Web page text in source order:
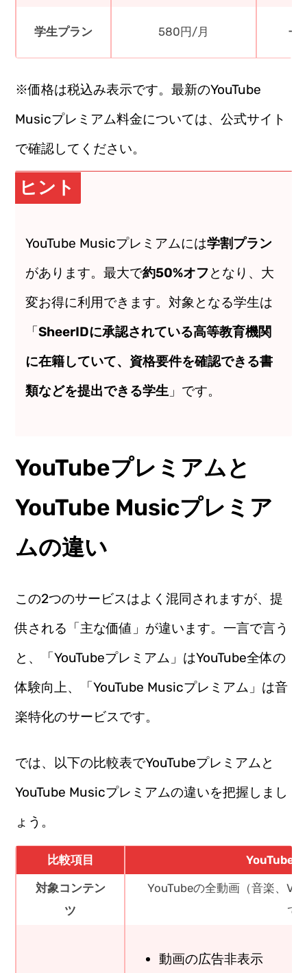
学生プラン 580円/月 ー
※価格は税込み表示です。最新のYouTube
Musicプレミアム料金については、公式サイト
で確認してください。
ヒント
YouTube Musicプレミアムには学割プラン
があります。最大で約50%オフとなり、大
変お得に利用できます。対象となる学生は
「SheerIDに承認されている高等教育機関
に在籍していて、資格要件を確認できる書
類などを提出できる学生」です。
YouTubeプレミアムと
YouTube Musicプレミア
ムの違い
この2つのサービスはよく混同されますが、提
供される「主な価値」が違います。一言で言う
と、「YouTubeプレミアム」はYouTube全体の
体験向上、「YouTube Musicプレミアム」は音
楽特化のサービスです。
では、以下の比較表でYouTubeプレミアムと
YouTube Musicプレミアムの違いを把握しまし
ょう。
比較項目 YouTube
対象コンテン
ツ
YouTubeの全動画（音楽、
て
動画の広告非表示